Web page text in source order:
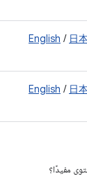
English / 日
English / 日
مفيدًا؟